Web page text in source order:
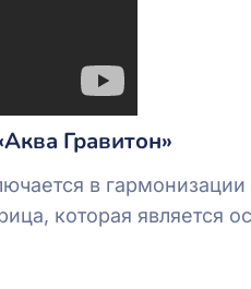
Гравитон»
в гармонизации
которая является